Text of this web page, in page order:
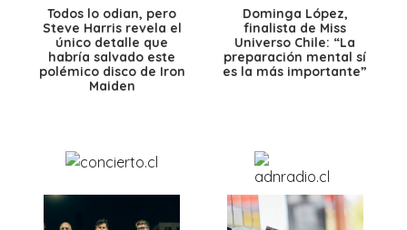
Todos lo odian, pero
Steve Harris revela el
único detalle que
habría salvado este
polémico disco de Iron
Maiden
Dominga López,
finalista de Miss
Universo Chile: “La
preparación mental sí
es la más importante”